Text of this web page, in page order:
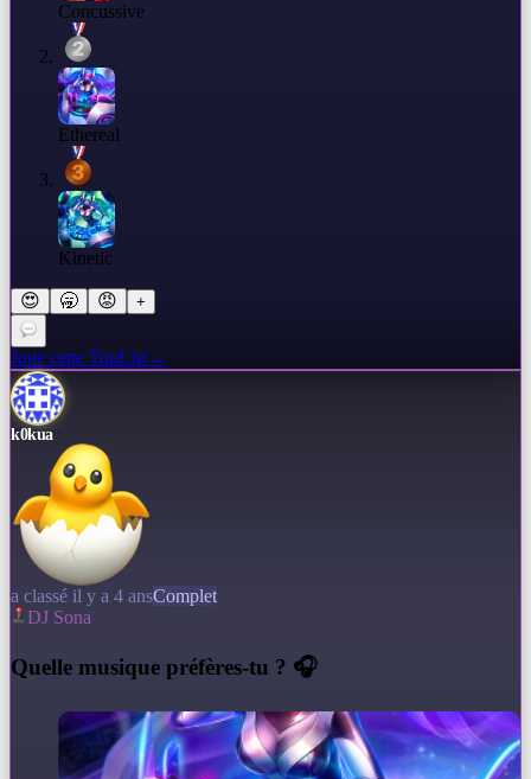
Concussive
Ethereal
Kinetic
😍 🥱 😡 +
Joue cette TopList→
k0kua
a classé il y a 4 ansComplet
DJ Sona
Quelle musique préfères-tu ? 🎧